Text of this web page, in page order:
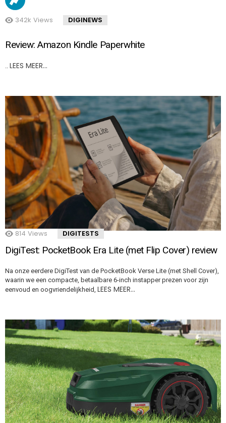
342k Views DIGINEWS
Review: Amazon Kindle Paperwhite
LEES MEER…
814 Views DIGITESTS
DigiTest: PocketBook Era Lite (met Flip Cover) review
Na onze eerdere DigiTest van de PocketBook Verse Lite (met Shell Cover),
waarin we een compacte, betaalbare 6-inch instapper prezen voor zijn
eenvoud en oogvriendelijkheid, LEES MEER…